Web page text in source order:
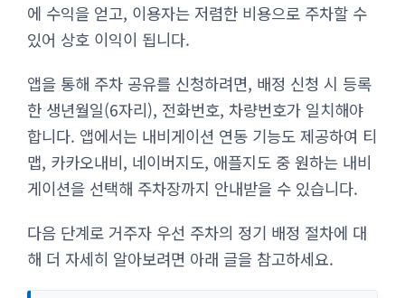
에 수익을 얻고, 이용자는 저렴한 비용으로 주차할 수
있어 상호 이익이 됩니다.
앱을 통해 주차 공유를 신청하려면, 배정 신청 시 등록
한 생년월일(6자리), 전화번호, 차량번호가 일치해야
합니다. 앱에서는 내비게이션 연동 기능도 제공하여 티
맵, 카카오내비, 네이버지도, 애플지도 중 원하는 내비
게이션을 선택해 주차장까지 안내받을 수 있습니다.
다음 단계로 거주자 우선 주차의 정기 배정 절차에 대
해 더 자세히 알아보려면 아래 글을 참고하세요.